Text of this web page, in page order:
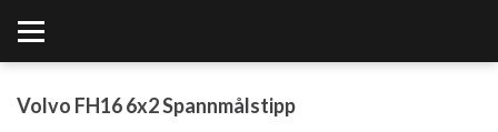
Volvo FH16 6x2 Spannmålstipp